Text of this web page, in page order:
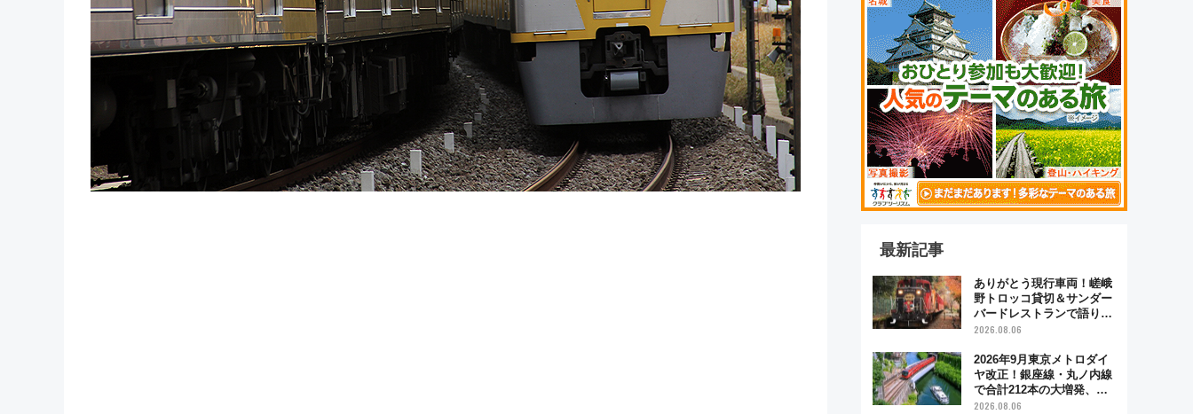
最新記事
ありがとう現行車両！嵯峨
野トロッコ貸切＆サンダー
バードレストランで語り合
う秋の京都 斉藤雪乃＆福
日「京都の鉄道満喫ツア
ー」開催
2026.08.06
2026年9月東京メトロダイ
ヤ改正！銀座線・丸ノ内線
で合計212本の大増発、混
雑緩和に期待
2026.08.06